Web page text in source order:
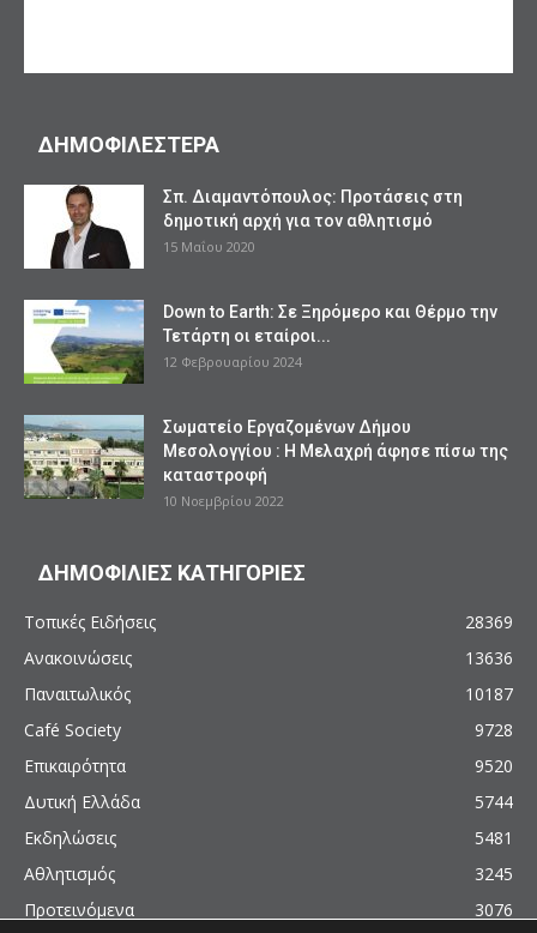
ΔΗΜΟΦΙΛΕΣΤΕΡΑ
Σπ. Διαμαντόπουλος: Προτάσεις στη
δημοτική αρχή για τον αθλητισμό
15 Μαΐου 2020
Down to Earth: Σε Ξηρόμερο και Θέρμο την
Τετάρτη οι εταίροι...
12 Φεβρουαρίου 2024
Σωματείο Εργαζομένων Δήμου
Μεσολογγίου : Η Μελαχρή άφησε πίσω της
καταστροφή
10 Νοεμβρίου 2022
ΔΗΜΟΦΙΛΙΕΣ ΚΑΤΗΓΟΡΙΕΣ
Τοπικές Ειδήσεις
28369
Ανακοινώσεις
13636
Παναιτωλικός
10187
Café Society
9728
Επικαιρότητα
9520
Δυτική Ελλάδα
5744
Εκδηλώσεις
5481
Αθλητισμός
3245
Προτεινόμενα
3076